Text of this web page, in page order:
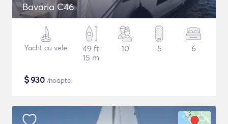
Bavaria C46
Yacht cu vele
49 ft
15 m
10 5 6
$930 /noapte